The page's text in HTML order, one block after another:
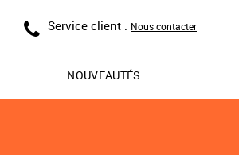
Service client : Nous contacter
NOUVEAUTÉS